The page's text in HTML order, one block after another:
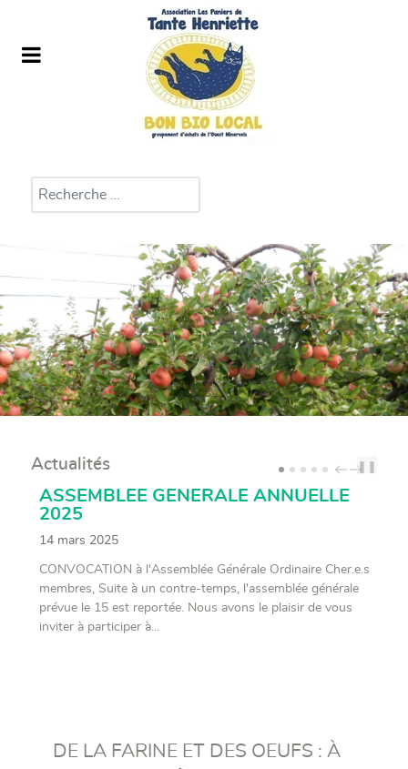
Rechercher
Actualités PREVNEXT
❚❚
ASSEMBLEE GENERALE ANNUELLE
2025
14 mars 2025
CONVOCATION à l'Assemblée Générale Ordinaire Cher.e.s
membres, Suite à un contre-temps, l'assemblée générale
prévue le 15 est reportée. Nous avons le plaisir de vous
inviter à participer à...
DE LA FARINE ET DES OEUFS : À